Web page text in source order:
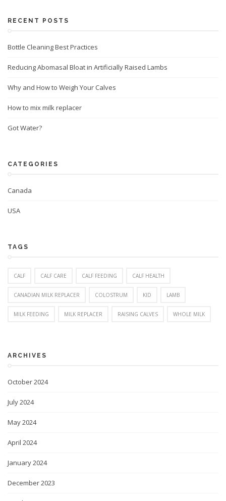
RECENT POSTS
Bottle Cleaning Best Practices
Reducing Abomasal Bloat in Artificially Raised Lambs
Why and How to Weigh Your Calves
How to mix milk replacer
Got Water?
CATEGORIES
Canada
USA
TAGS
CALF CALF CARE CALF FEEDING CALF HEALTH
CANADIAN MILK REPLACER COLOSTRUM KID LAMB
MILK FEEDING MILK REPLACER RAISING CALVES WHOLE MILK
ARCHIVES
October 2024
July 2024
May 2024
April 2024
January 2024
December 2023